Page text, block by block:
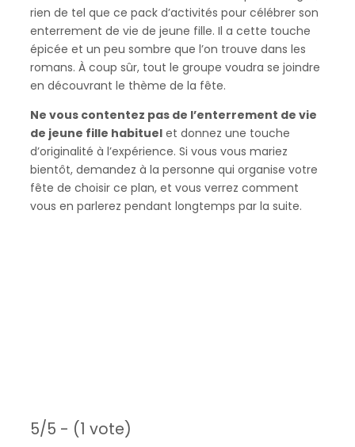
rien de tel que ce pack d’activités pour célébrer son
enterrement de vie de jeune fille. Il a cette touche
épicée et un peu sombre que l’on trouve dans les
romans. À coup sûr, tout le groupe voudra se joindre
en découvrant le thème de la fête.
Ne vous contentez pas de l’enterrement de vie
de jeune fille habituel et donnez une touche
d’originalité à l’expérience. Si vous vous mariez
bientôt, demandez à la personne qui organise votre
fête de choisir ce plan, et vous verrez comment
vous en parlerez pendant longtemps par la suite.
5/5 - (1 vote)